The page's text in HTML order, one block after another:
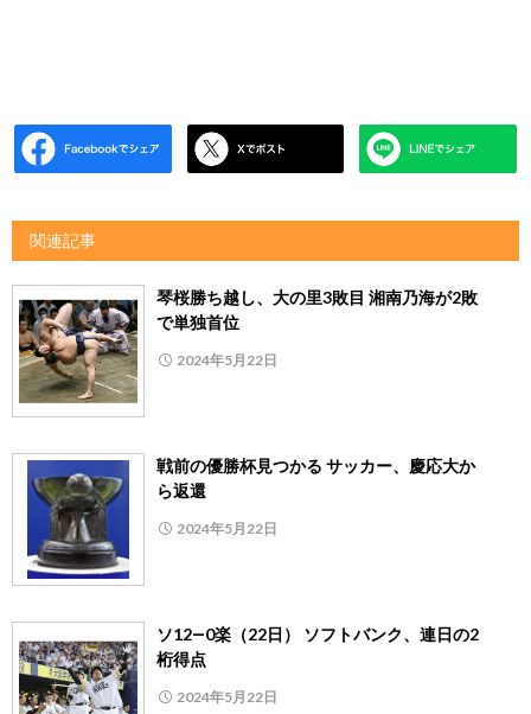
関連記事
琴桜勝ち越し、大の里3敗目 湘南乃海が2敗
で単独首位
2024年5月22日
戦前の優勝杯見つかる サッカー、慶応大か
ら返還
2024年5月22日
ソ12―0楽（22日） ソフトバンク、連日の2
桁得点
2024年5月22日